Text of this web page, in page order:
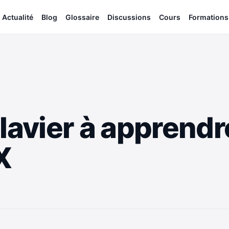
Actualité Blog Glossaire Discussions Cours Formations
à